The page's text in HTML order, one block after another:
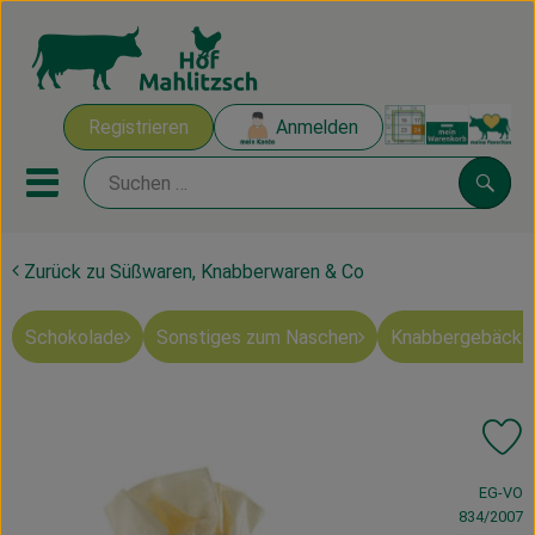
Registrieren Anmelden
Mobiles Menu öffnen oder
Ökokisten
Mahlitzscher Produkte
Obst & Gemüse
Zurück zu Süßwaren, Knabberwaren & Co
Schokolade Sonstiges zum Naschen Knabbergebäck
, Verband:
EG-VO
834/2007